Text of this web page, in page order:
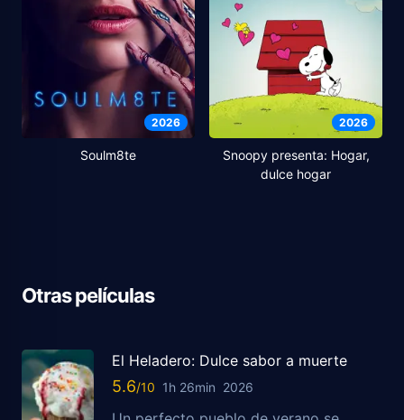
2026
Soulm8te
2026
Snoopy presenta: Hogar,
dulce hogar
Otras películas
El Heladero: Dulce sabor a muerte
5.6 1h 26min 2026